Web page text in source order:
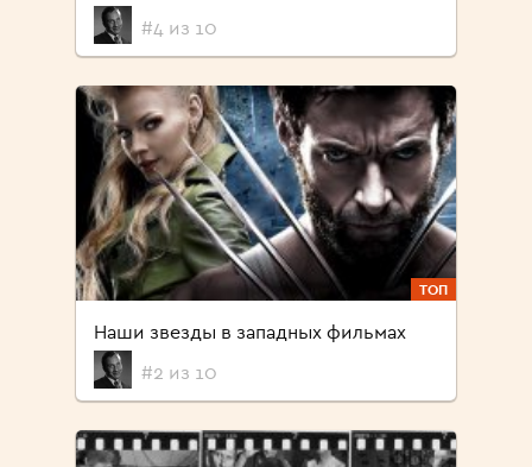
#4 из 10
ТОП
Наши звезды в западных фильмах
#2 из 10